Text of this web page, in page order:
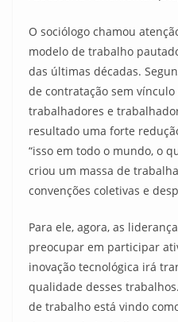
O sociólogo chamou
modelo de trabalho
das últimas décadas.
de contratação sem
trabalhadores e
resultado uma forte
“isso em todo o mundo, o
criou um massa de
convenções coletivas e
Para ele, agora, as
preocupar em participar
inovação tecnológica irá
qualidade desses
de trabalho está vindo